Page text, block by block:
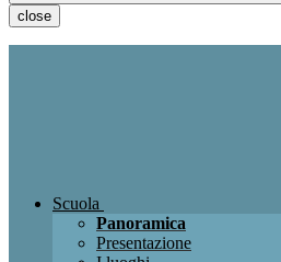
close
Scuola
Panoramica
Presentazione